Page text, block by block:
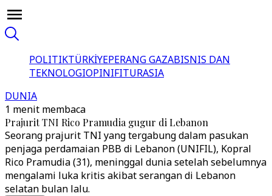
POLITIKTÜRKİYEPERANG GAZABISNIS DAN
TEKNOLOGIOPINIFITURASIA
DUNIA
1 menit membaca
Prajurit TNI Rico Pramudia gugur di Lebanon
Seorang prajurit TNI yang tergabung dalam pasukan
penjaga perdamaian PBB di Lebanon (UNIFIL), Kopral
Rico Pramudia (31), meninggal dunia setelah sebelumnya
mengalami luka kritis akibat serangan di Lebanon
selatan bulan lalu.